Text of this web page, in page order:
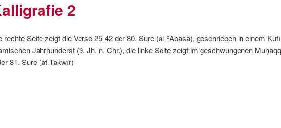
aus dem Qurˈān
Muslime
2
rechte Seite zeigt die Verse 25-42 der 80. Sure (al-ʿAbasa), geschrieben in einem
Jahrhunderst (9. Jh. n. Chr.), die linke Seite zeigt im geschwungenen
81. Sure (at-Takwīr)